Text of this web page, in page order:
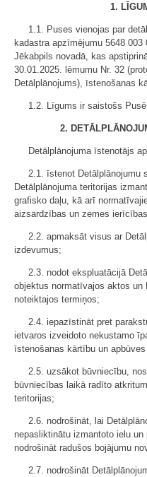
1.
1.1. Puses vienojas par
kadastra apzīmējumu 5648
Jēkabpils novadā, kas
30.01.2025. lēmumu Nr. 32
Detālplānojums), īstenošanas
1.2. Līgums ir saistošs
2.
Detālplānojuma īstenotājs
2.1. īstenot Detālplānojumu
Detālplānojuma teritorijas
grafisko daļu, kā arī
aizsardzības un zemes
2.2. apmaksāt visus ar
izdevumus;
2.3. nodot ekspluatācijā
objektus normatīvajos aktos un
noteiktajos termiņos;
2.4. iepazīstināt pret
ietvaros izveidoto nekustamo
īstenošanas kārtību un
2.5. uzsākot būvniecību,
būvniecības laikā radīto
teritorijas;
2.6. nodrošināt, lai
nepasliktinātu izmantoto ielu
nodrošināt radušos bojājumu
2.7. nodrošināt